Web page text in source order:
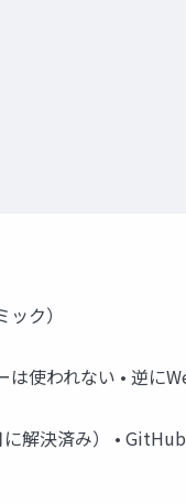
ク）
使われない • 逆に
解決済み） •